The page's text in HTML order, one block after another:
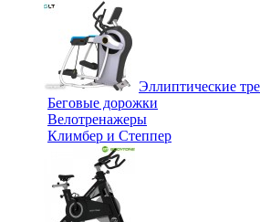
Эллиптические
Беговые дорожки
Велотренажеры
Климбер и Степпер